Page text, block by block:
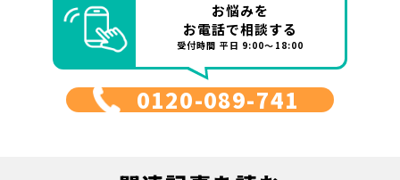
お悩みを
お電話で相談する
受付時間 平日 9:00～18:00
0120-089-741